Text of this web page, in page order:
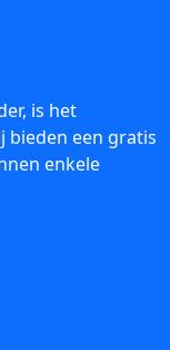
is het
bieden een gratis
enkele